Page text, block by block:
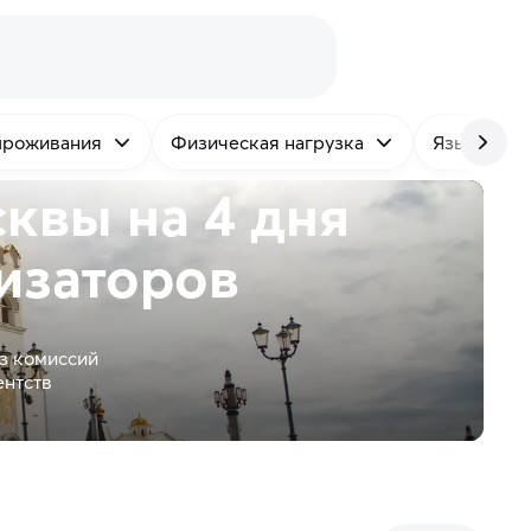
Физическая нагрузка Язык
на 4 дня
комиссий